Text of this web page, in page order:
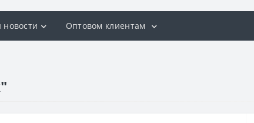
новости Оптовом клиентам